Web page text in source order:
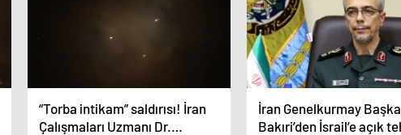
“Torba intikam” saldırısı! İran
Çalışmaları Uzmanı Dr.
İran Genelkurmay
Bakıri’den İsrail’e açık